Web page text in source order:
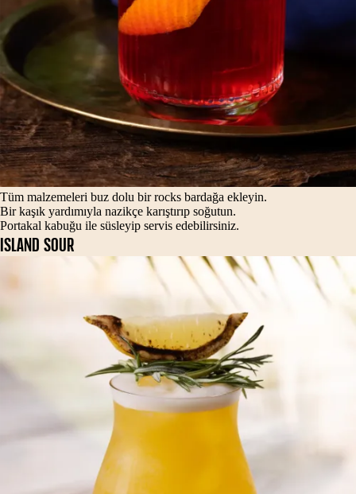
Tüm malzemeleri buz dolu bir rocks bardağa ekleyin.
Bir kaşık yardımıyla nazikçe karıştırıp soğutun.
Portakal kabuğu ile süsleyip servis edebilirsiniz.
ISLAND SOUR